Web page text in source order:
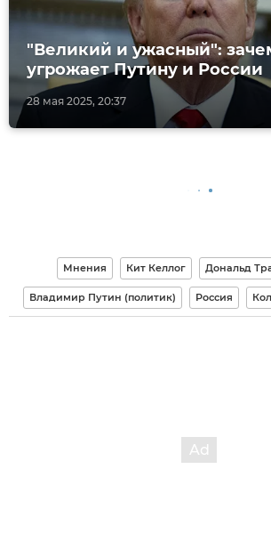
28 мая 2025, 20:37
"Великий и ужасный":
угрожает Путину и России
Мнения Кит Келлог Дональд
Владимир Путин (политик) Россия